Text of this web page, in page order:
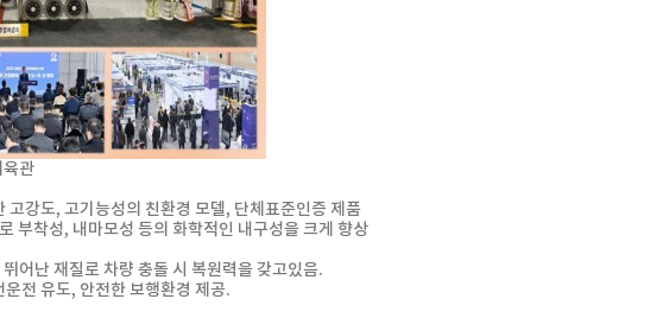
관
강도, 고기능성의 친환경 모델, 단체표준인증 제품
등의 화학적인 내구성을 크게 향상
어난 재질로 차량 충돌 시 복원력을 갖고있음.
전 유도, 안전한 보행환경 제공.